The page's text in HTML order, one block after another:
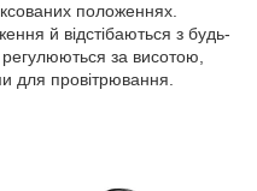
положеннях.
й відстібаються з будь-
за висотою,
для провітрювання.